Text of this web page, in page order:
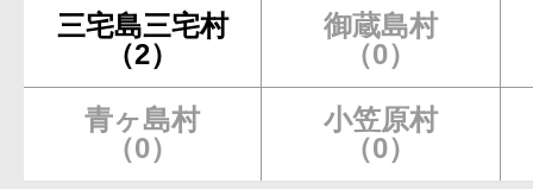
三宅島三宅村
（2）
御蔵島村
（0）
青ヶ島村
（0）
小笠原村
（0）